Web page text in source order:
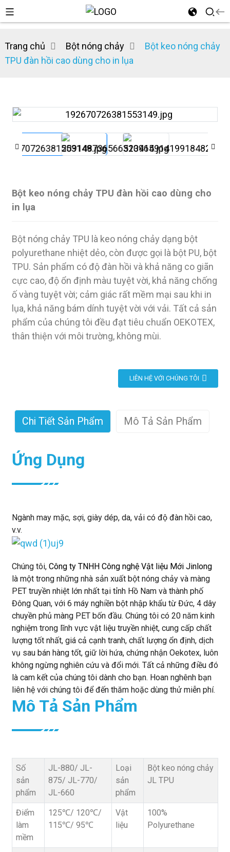
Trang chủ Bột nóng chảy
Bột keo nóng chảy
TPU đàn hồi cao dùng cho in lụa
Bột keo nóng chảy TPU đàn hồi cao dùng cho
in lụa
Bột nóng chảy TPU là keo nóng chảy dạng bột
polyurethane nhiệt dẻo, còn được gọi là bột PU, bột
TPU. Sản phẩm có độ đàn hồi và khả năng co giãn
cực cao, độ ổn định màu tuyệt vời, khả năng chống
ố vàng tuyệt vời; cảm giác rất mềm mại sau khi in
lụa, khả năng bám dính tuyệt vời với vải. Tất cả sản
phẩm của chúng tôi đều đạt tiêu chuẩn OEKOTEX,
thân thiện với môi trường, không mùi.
LIÊN HỆ VỚI CHÚNG TÔI
Chi Tiết Sản Phẩm Mô Tả Sản Phẩm
Ứng Dụng
Ngành may mặc, sợi, giày dép, da, vải có độ đàn hồi cao,
v.v.
Chúng tôi, Công ty TNHH Công nghệ Vật liệu Mới Jinlong
là một trong những nhà sản xuất bột nóng chảy và màng
PET truyền nhiệt lớn nhất tại tỉnh Hồ Nam và thành phố
Đông Quan, với 6 máy nghiền bột nhập khẩu từ Đức, 4 dây
chuyền phủ màng PET bốn đầu. Chúng tôi có 20 năm kinh
nghiệm trong lĩnh vực vật liệu truyền nhiệt, cung cấp chất
lượng tốt nhất, giá cả cạnh tranh, chất lượng ổn định, dịch
vụ sau bán hàng tốt, giữ lời hứa, chứng nhận Oekotex, luôn
không ngừng nghiên cứu và đổi mới. Tất cả những điều đó
là cam kết của chúng tôi dành cho bạn. Hoan nghênh bạn
liên hệ với chúng tôi để đến thăm hoặc dùng thử miễn phí.
Mô Tả Sản Phẩm
Số
sản
phẩm
JL-880/ JL-
875/ JL-770/
JL-660
Loại
sản
phẩm
Bột keo nóng chảy
JL TPU
Điểm
làm
mềm
125℃/ 120℃/
115℃/ 95℃
Vật
liệu
100%
Polyurethane